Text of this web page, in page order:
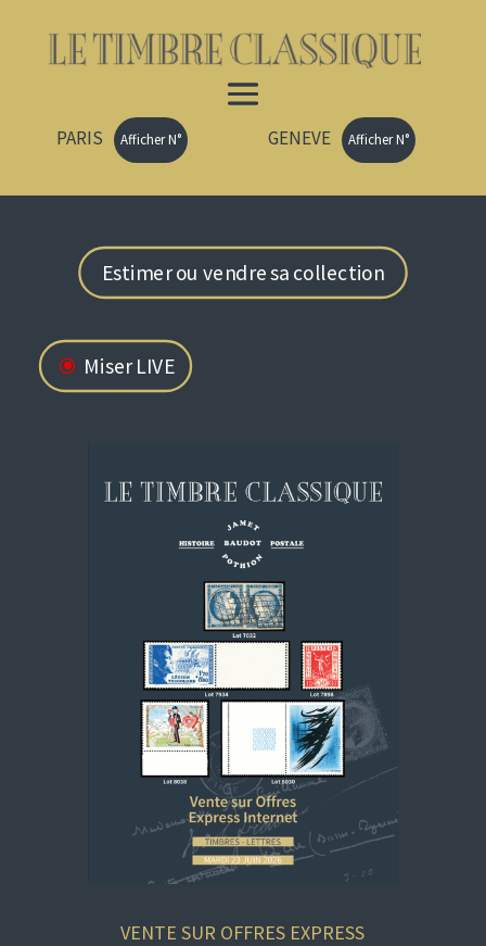
PARIS Afficher N° GENEVE Afficher N°
Estimer ou vendre sa collection
Miser LIVE
VENTE SUR OFFRES EXPRESS